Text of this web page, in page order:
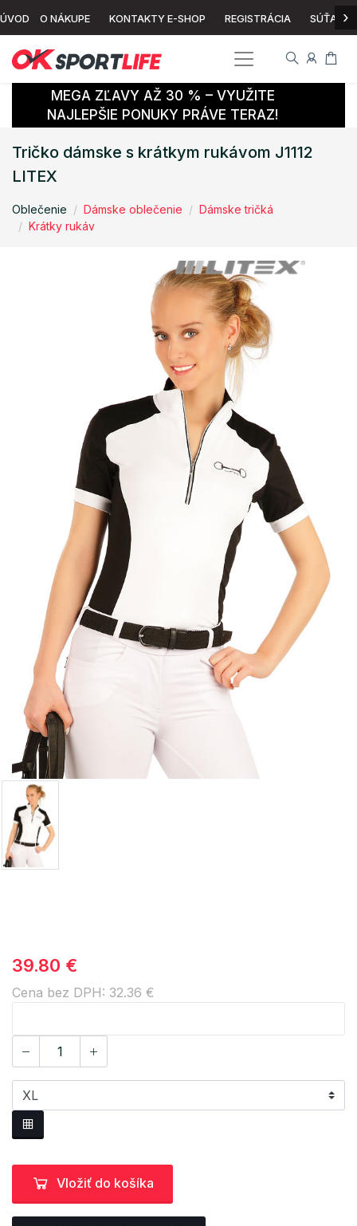
ÚVOD O NÁKUPE KONTAKTY E-SHOP REGISTRÁCIA SÚŤAŽ ›
MEGA ZĽAVY AŽ 30 % – VYUŽITE
NAJLEPŠIE PONUKY PRÁVE TERAZ!
Tričko dámske s krátkym rukávom J1112
LITEX
Oblečenie Dámske oblečenie
Dámske tričká
Krátky rukáv
39.80 €
Cena bez DPH: 32.36 €
Vložiť do košíka